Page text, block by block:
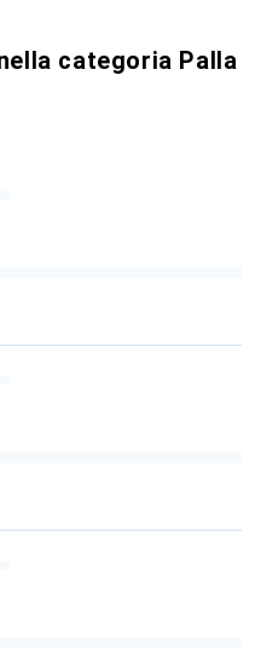
categoria Palla